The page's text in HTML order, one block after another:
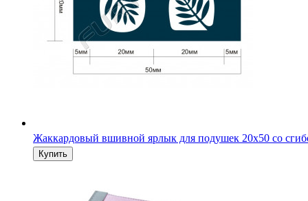
Жаккардовый вшивной ярлык для подушек 20х50 со